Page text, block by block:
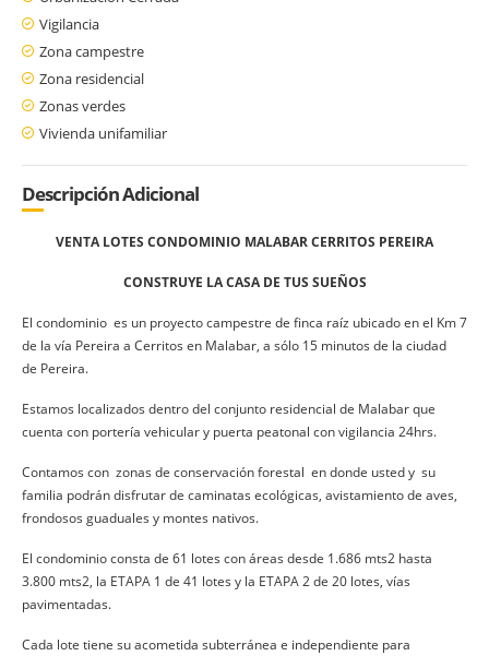
Vigilancia
Zona campestre
Zona residencial
Zonas verdes
Vivienda unifamiliar
Descripción Adicional
VENTA LOTES CONDOMINIO MALABAR CERRITOS PEREIRA
CONSTRUYE LA CASA DE TUS SUEÑOS
El condominio es un proyecto campestre de finca raíz ubicado en el Km 7
de la vía Pereira a Cerritos en Malabar, a sólo 15 minutos de la ciudad
de Pereira.
Estamos localizados dentro del conjunto residencial de Malabar que
cuenta con portería vehicular y puerta peatonal con vigilancia 24hrs.
Contamos con zonas de conservación forestal en donde usted y su
familia podrán disfrutar de caminatas ecológicas, avistamiento de aves,
frondosos guaduales y montes nativos.
El condominio consta de 61 lotes con áreas desde 1.686 mts2 hasta
3.800 mts2, la ETAPA 1 de 41 lotes y la ETAPA 2 de 20 lotes, vías
pavimentadas.
Cada lote tiene su acometida subterránea e independiente para